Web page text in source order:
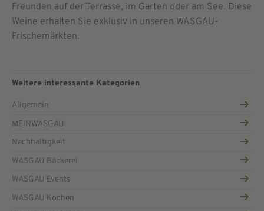
Freunden auf der Terrasse, im Garten oder am See. Diese
Weine erhalten Sie exklusiv in unseren WASGAU-
Frischemärkten.
Weitere interessante Kategorien
Allgemein
MEINWASGAU
Nachhaltigkeit
WASGAU Bäckerei
WASGAU Events
WASGAU Kochen